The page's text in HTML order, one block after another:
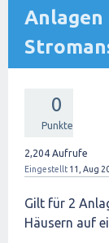
Anlagen
0
Punkte
2,204 Aufrufe
Eingestellt 11, Aug
Gilt für 2
Häusern auf